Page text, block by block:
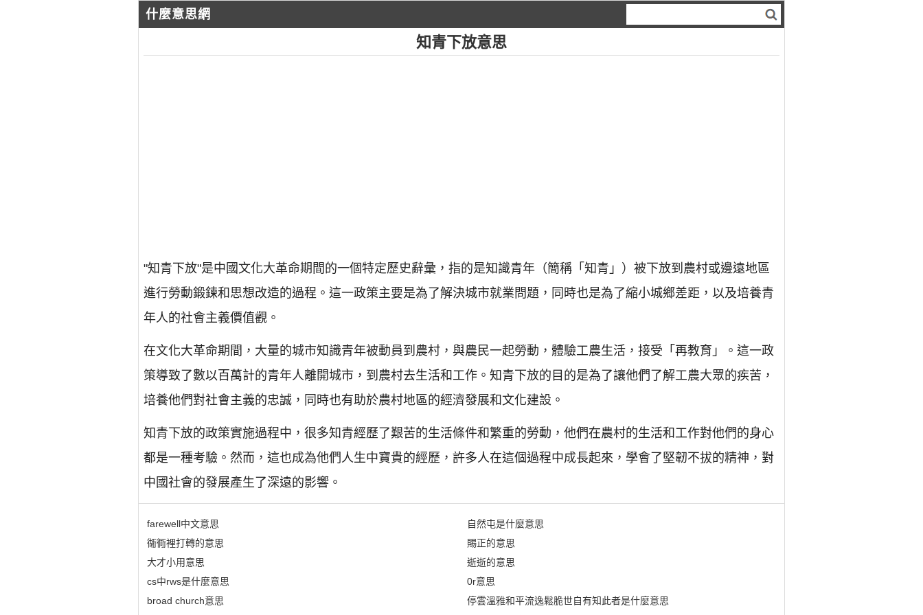
什麼意思網
知青下放意思
"知青下放"是中國文化大革命期間的一個特定歷史辭彙，指的是知識青年（簡稱「知青」）被下放到農村或邊遠地區
進行勞動鍛鍊和思想改造的過程。這一政策主要是為了解決城市就業問題，同時也是為了縮小城鄉差距，以及培養青
年人的社會主義價值觀。
在文化大革命期間，大量的城市知識青年被動員到農村，與農民一起勞動，體驗工農生活，接受「再教育」。這一政
策導致了數以百萬計的青年人離開城市，到農村去生活和工作。知青下放的目的是為了讓他們了解工農大眾的疾苦，
培養他們對社會主義的忠誠，同時也有助於農村地區的經濟發展和文化建設。
知青下放的政策實施過程中，很多知青經歷了艱苦的生活條件和繁重的勞動，他們在農村的生活和工作對他們的身心
都是一種考驗。然而，這也成為他們人生中寶貴的經歷，許多人在這個過程中成長起來，學會了堅韌不拔的精神，對
中國社會的發展產生了深遠的影響。
farewell中文意思
衚衕裡打轉的意思
大才小用意思
cs中rws是什麼意思
broad church意思
自然屯是什麼意思
賜正的意思
逝逝的意思
0r意思
停雲溫雅和平流逸鬆脆世自有知此者是什麼意思